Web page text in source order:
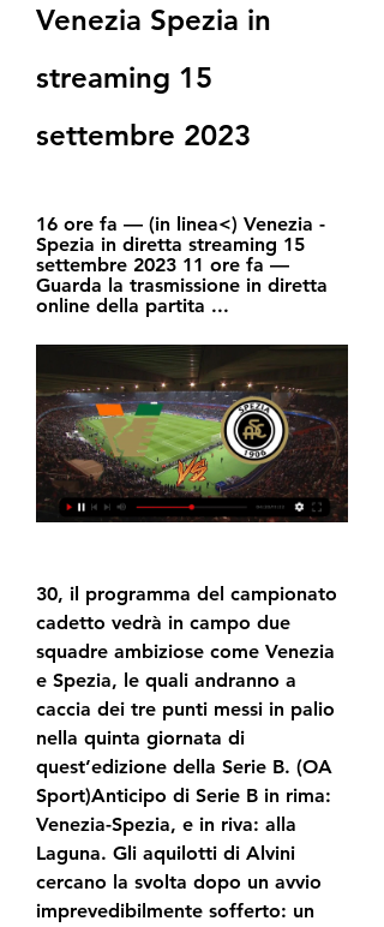
Venezia Spezia in
streaming 15
settembre 2023
16 ore fa — (in linea<) Venezia -
Spezia in diretta streaming 15
settembre 2023 11 ore fa —
Guarda la trasmissione in diretta
online della partita ...
30, il programma del campionato
cadetto vedrà in campo due
squadre ambiziose come Venezia
e Spezia, le quali andranno a
caccia dei tre punti messi in palio
nella quinta giornata di
quest’edizione della Serie B. (OA
Sport)Anticipo di Serie B in rima:
Venezia-Spezia, e in riva: alla
Laguna. Gli aquilotti di Alvini
cercano la svolta dopo un avvio
imprevedibilmente sofferto: un